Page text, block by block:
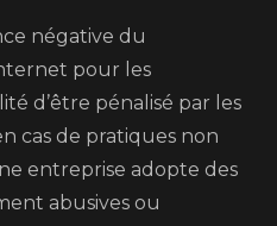
négative du
pour les
d’être pénalisé par les
cas de pratiques non
entreprise adopte des
abusives ou